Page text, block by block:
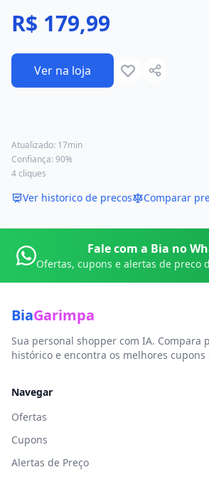
R$ 179,99
Ver na loja
Atualizado: 17min
Confiança: 90%
4cliques
Ver historico de precos Comparar
Fale com a Bia no
Ofertas, cupons e alertas de preco
BiaGarimpa
Sua personal shopper com IA. Compara
histórico e encontra os melhores cupons
Navegar
Ofertas
Cupons
Alertas de Preço